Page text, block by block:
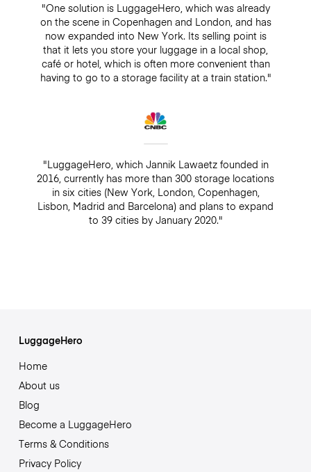
"One solution is LuggageHero, which was already
on the scene in Copenhagen and London, and has
now expanded into New York. Its selling point is
that it lets you store your luggage in a local shop,
café or hotel, which is often more convenient than
having to go to a storage facility at a train station."
"LuggageHero, which Jannik Lawaetz founded in
2016, currently has more than 300 storage locations
in six cities (New York, London, Copenhagen,
Lisbon, Madrid and Barcelona) and plans to expand
to 39 cities by January 2020."
LuggageHero
Home
About us
Blog
Become a LuggageHero
Terms & Conditions
Privacy Policy